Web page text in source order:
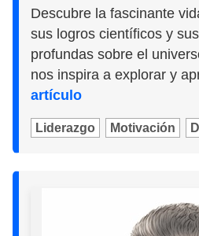
Descubre la fascinante
sus logros científicos y
profundas sobre el
nos inspira a explorar y
artículo
Liderazgo Motivación